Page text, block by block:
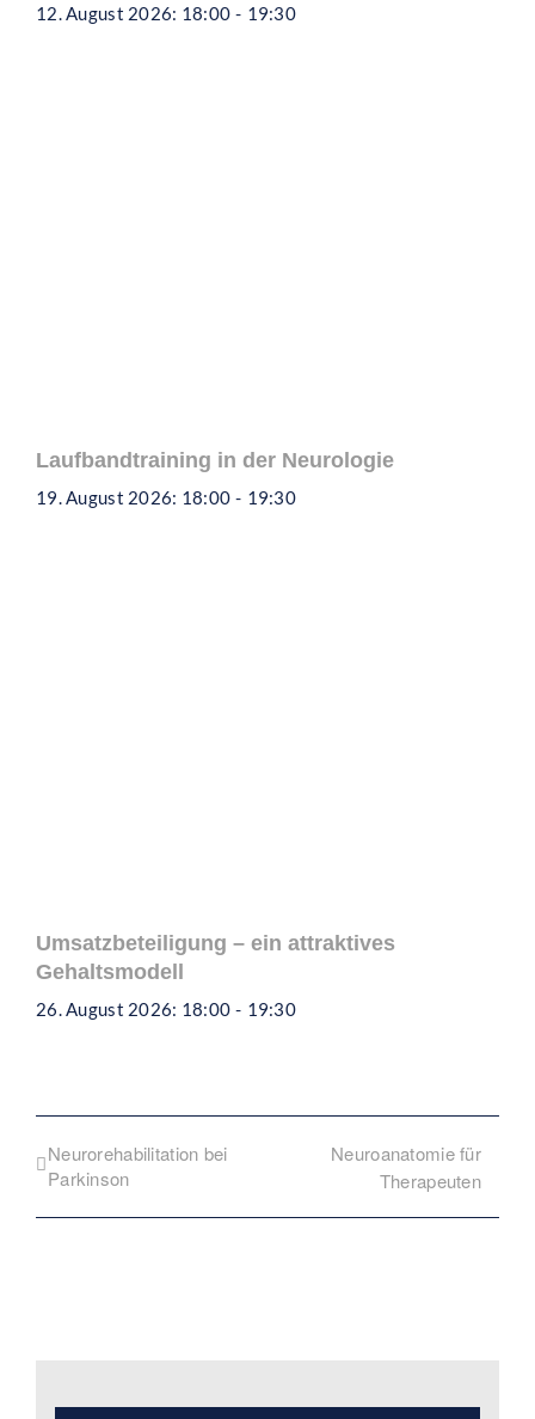
12. August 2026: 18:00 - 19:30
Laufbandtraining in der Neurologie
19. August 2026: 18:00 - 19:30
Umsatzbeteiligung – ein attraktives
Gehaltsmodell
26. August 2026: 18:00 - 19:30
Neurorehabilitation bei
Parkinson
Neuroanatomie für
Therapeuten